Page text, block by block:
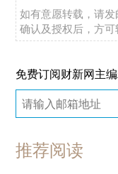
如有意愿转载，请发
确认及授权后，方可
免费订阅财新网主
推荐阅读